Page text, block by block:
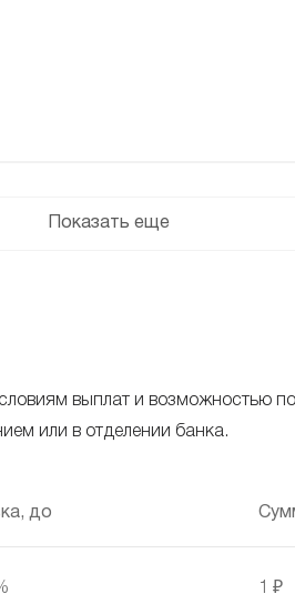
Показать еще
выплат и возможностью
или в отделении банка.
до
1 ₽